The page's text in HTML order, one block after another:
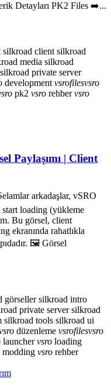
Detayları PK2 Files ➡️...
silkroad client silkroad
media silkroad
silkroad private server
development vsrofilesvsro
pk2 vsro rehbervsro
Paylaşımı | Client
arkadaşlar, vSRO
loading (yükleme
Bu görsel, client
ekranında rahatlıkla
🖼️ Görsel
görsellersilkroad intro
private serversilkroad
silkroad tools silkroad ui
düzenleme vsrofilesvsro
launchervsro loading
modding vsro rehber